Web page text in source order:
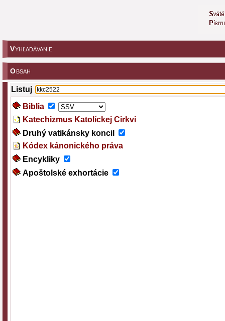
VYHĽADÁVANIE
OBSAH
Listuj